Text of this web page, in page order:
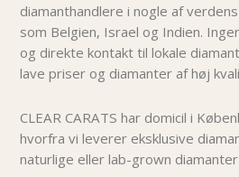
diamanthandlere i nogle af
som Belgien, Israel og Indien.
og direkte kontakt til lokale
lave priser og diamanter af høj
CLEAR CARATS har domicil i
hvorfra vi leverer eksklusive
naturlige eller lab-grown